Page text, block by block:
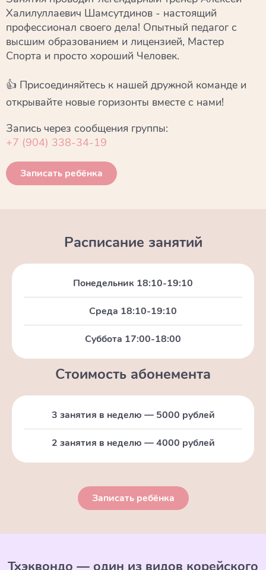
Халилуллаевич Шамсутдинов - настоящий
профессионал своего дела! Опытный педагог с
высшим образованием и лицензией, Мастер
Спорта и просто хороший Человек.
👍 Присоединяйтесь к нашей дружной команде и
открывайте новые горизонты вместе с нами!
Запись через сообщения группы:
+7 (904) 338-34-19
Записать ребёнка
Расписание занятий
Понедельник 18:10-19:10
Среда 18:10-19:10
Суббота 17:00-18:00
Стоимость абонемента
3 занятия в неделю — 5000 рублей
2 занятия в неделю — 4000 рублей
Записать ребёнка
Тхэквондо — один из видов корейского